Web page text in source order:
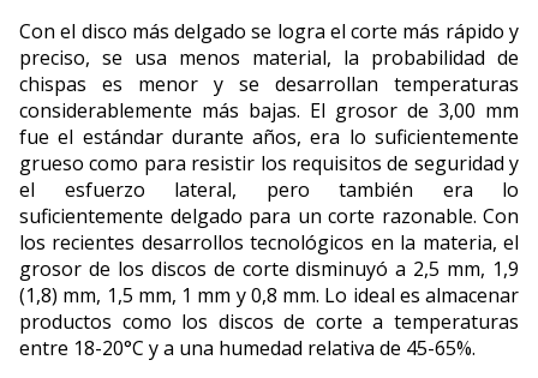
Con el disco más delgado se logra el corte más rápido y
preciso, se usa menos material, la probabilidad de
chispas es menor y se desarrollan temperaturas
considerablemente más bajas. El grosor de 3,00 mm
fue el estándar durante años, era lo suficientemente
grueso como para resistir los requisitos de seguridad y
el esfuerzo lateral, pero también era lo
suficientemente delgado para un corte razonable. Con
los recientes desarrollos tecnológicos en la materia, el
grosor de los discos de corte disminuyó a 2,5 mm, 1,9
(1,8) mm, 1,5 mm, 1 mm y 0,8 mm. Lo ideal es almacenar
productos como los discos de corte a temperaturas
entre 18-20°C y a una humedad relativa de 45-65%.